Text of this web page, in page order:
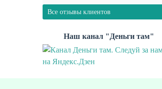
Все отзывы клиентов
Наш канал "Деньги там"